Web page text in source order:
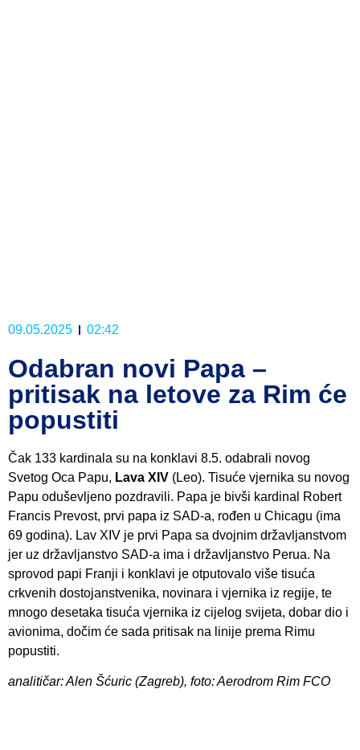
09.05.2025 02:42
Odabran novi Papa –
pritisak na letove za Rim će
popustiti
Čak 133 kardinala su na konklavi 8.5. odabrali novog
Svetog Oca Papu, Lava XIV (Leo). Tisuće vjernika su novog
Papu oduševljeno pozdravili. Papa je bivši kardinal Robert
Francis Prevost, prvi papa iz SAD-a, rođen u Chicagu (ima
69 godina). Lav XIV je prvi Papa sa dvojnim državljanstvom
jer uz državljanstvo SAD-a ima i državljanstvo Perua. Na
sprovod papi Franji i konklavi je otputovalo više tisuća
crkvenih dostojanstvenika, novinara i vjernika iz regije, te
mnogo desetaka tisuća vjernika iz cijelog svijeta, dobar dio i
avionima, dočim će sada pritisak na linije prema Rimu
popustiti.
analitičar: Alen Šćuric (Zagreb), foto: Aerodrom Rim FCO